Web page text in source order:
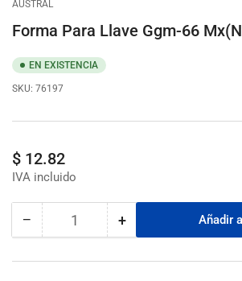
vista
galería
AUSTRAL
Forma Para Llave Ggm-66
EN EXISTENCIA
SKU: 76197
Precio
regular
$ 12.82
− Reducir
para
Cantidad +Aumentar
para
Añadir